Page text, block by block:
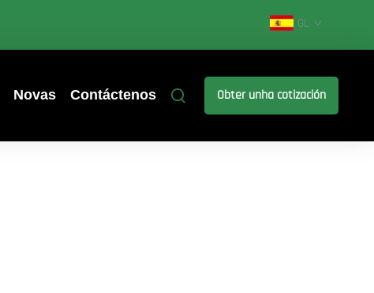
GL
Novas Contáctenos Obter unha cotización